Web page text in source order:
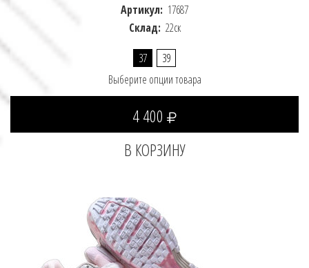
Артикул: 17687
Склад: 22ск
37
39
Выберите опции товара
4 400